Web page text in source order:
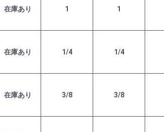
在庫あり 1 1
在庫あり 1/4 1/4
在庫あり 3/8 3/8